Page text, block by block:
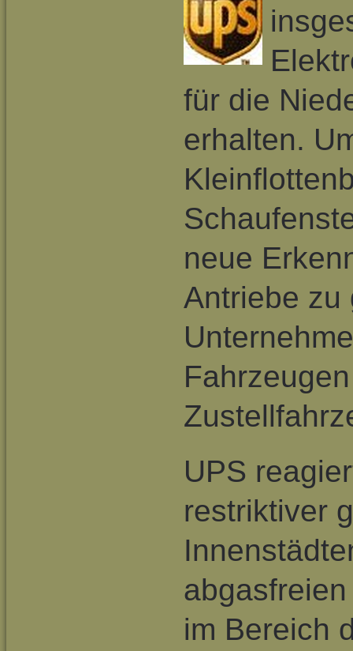
für die
erhalten.
neue
Antriebe zu
UPS
restriktiver
im Bereich